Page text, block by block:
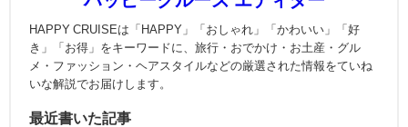
HAPPY CRUISEは「HAPPY」「おしゃれ」「かわいい」「好
き」「お得」をキーワードに、旅行・おでかけ・お土産・グル
メ・ファッション・ヘアスタイルなどの厳選された情報をていね
いな解説でお届けします。
最近書いた記事